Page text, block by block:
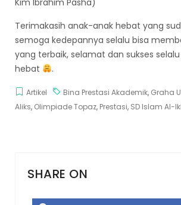
Terimakasih anak-anak hebat yang
semoga kedepannya selalu bisa
yang terbaik, selamat dan sukses
hebat
.
Artikel Bina Prestasi Akademik, Graha
Aliks, Olimpiade Topaz, Prestasi, SD Islam Al-
SHARE ON